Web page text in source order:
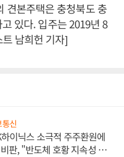
견본주택은 충청북도 충
있다. 입주는 2019년 8
남희헌 기자]
통신
이닉스 소극적 주주환원에
판, "반도체 호황 지속성 의